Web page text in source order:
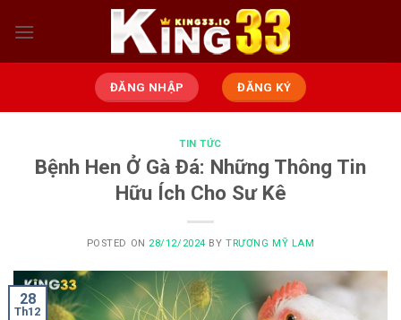
ĐĂNG NHẬP ĐĂNG KÝ
TIN TỨC
Bệnh Hen Ở Gà Đá: Những Thông Tin
Hữu Ích Cho Sư Kê
POSTED ON 28/12/2024 BYTRƯƠNG MỸ LAM
28
Th12